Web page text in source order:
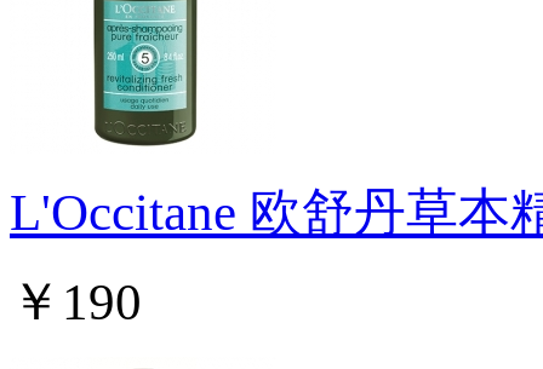
L'Occitane 欧舒丹草本
￥190